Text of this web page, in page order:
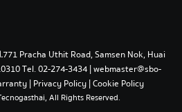
771 Pracha Uthit Road, Samsen Nok, Huai
Tel.02-274-3434 |webmaster@sbo-
| Privacy Policy|Cookie Policy
All Rights Reserved.